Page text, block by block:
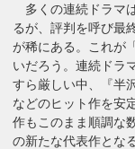
多くの連続ドラマ
るが、評判を呼び最
が稀にある。これが
いだろう。連続ドラ
すら厳しい中、『半
などのヒット作を安
作もこのまま順調な
の新たな代表作とな